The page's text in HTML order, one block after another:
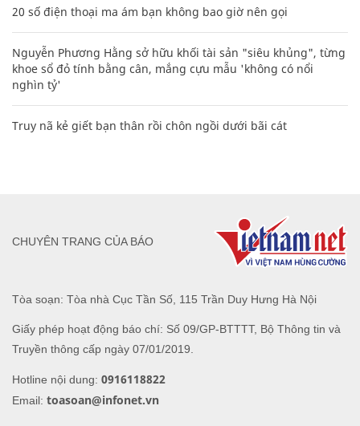
20 số điện thoại ma ám bạn không bao giờ nên gọi
Nguyễn Phương Hằng sở hữu khối tài sản "siêu khủng", từng
khoe sổ đỏ tính bằng cân, mắng cựu mẫu 'không có nổi
nghìn tỷ'
Truy nã kẻ giết bạn thân rồi chôn ngồi dưới bãi cát
Tòa soạn: Tòa nhà Cục Tần Số, 115 Trần Duy Hưng Hà Nội
Giấy phép hoạt động báo chí: Số 09/GP-BTTTT, Bộ Thông tin và
Truyền thông cấp ngày 07/01/2019.
Hotline nội dung: 0916118822
Email: toasoan@infonet.vn
CHUYÊN TRANG CỦA BÁO